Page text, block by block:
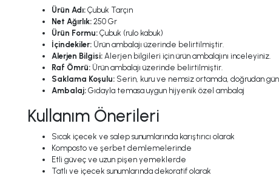
Ürün Adı: Çubuk Tarçın
Net Ağırlık: 250 Gr
Ürün Formu: Çubuk (rulo kabuk)
İçindekiler: Ürün ambalajı üzerinde belirtilmiştir.
Alerjen Bilgisi: Alerjen bilgileri için ürün ambalajını inceleyiniz.
Raf Ömrü: Ürün ambalajı üzerinde belirtilmiştir.
Saklama Koşulu: Serin, kuru ve nemsiz ortamda, doğrudan
Ambalaj: Gıdayla temasa uygun hijyenik özel ambalaj
Kullanım Önerileri
Sıcak içecek ve salep sunumlarında karıştırıcı olarak
Komposto ve şerbet demlemelerinde
Etli güveç ve uzun pişen yemeklerde
Tatlı ve içecek sunumlarında dekoratif olarak